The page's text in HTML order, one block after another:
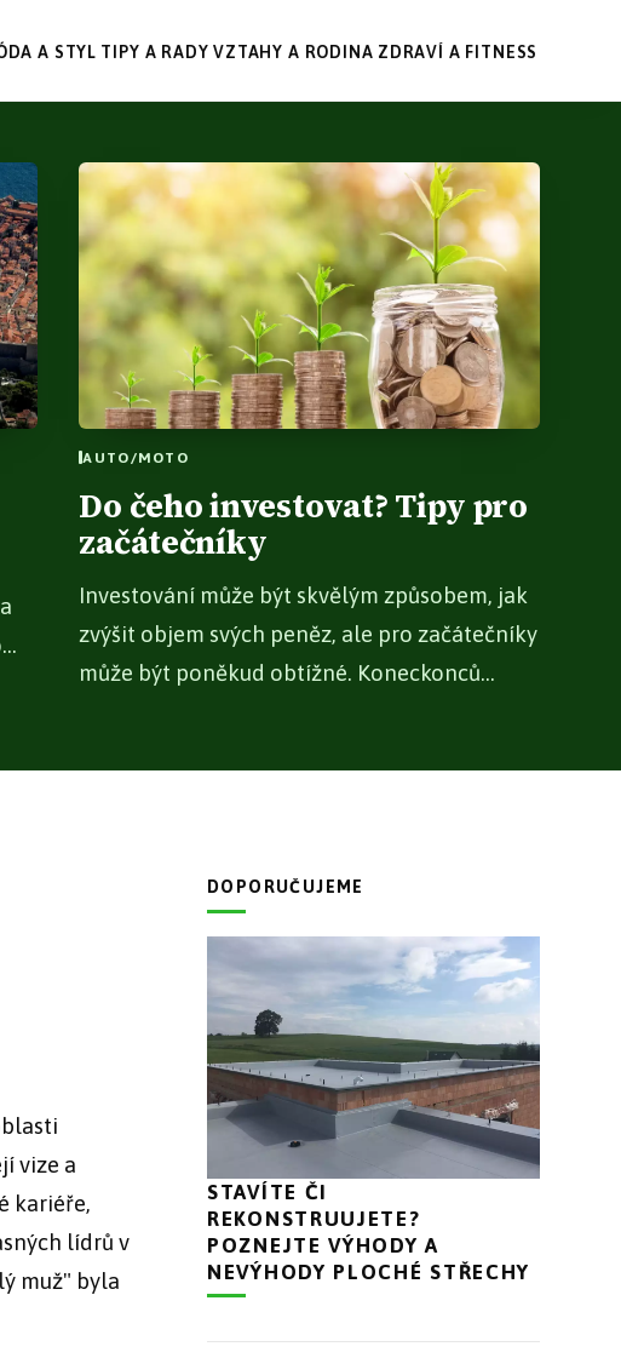
A STYL TIPY A RADY VZTAHY A RODINA ZDRAVÍ A FITNESS
Do čeho investovat? Tipy pro
začátečníky
Investování může být skvělým způsobem, jak
zvýšit objem svých peněz, ale pro začátečníky
může být poněkud obtížné. Koneckonců...
AUTO/MOTO
vize a
kariéře,
lídrů v
muž" byla
DOPORUČUJEME
STAVÍTE ČI
REKONSTRUUJETE?
POZNEJTE VÝHODY A
NEVÝHODY PLOCHÉ STŘECHY